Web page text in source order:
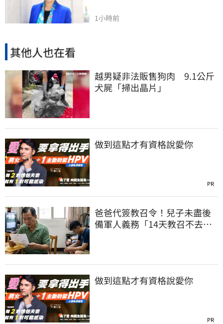
1小時前
其他人也在看
越男疑非法販售狗肉 9.1公斤
犬屍「掃出晶片」
做到這點才有資格說愛你
PR
爸爸代簽教召令！兒子未盡後
備軍人義務「14天教召不去」
做到這點才有資格說愛你
PR